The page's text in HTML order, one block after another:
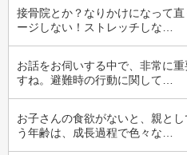
接骨院とか？なりかけになって
ージしない！ストレッチしな…
お話をお伺いする中で、非常に
すね。避難時の行動に関して…
お子さんの食欲がないと、親と
う年齢は、成長過程で色々な…